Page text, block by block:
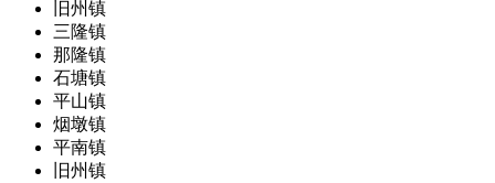
旧州镇
三隆镇
那隆镇
石塘镇
平山镇
烟墩镇
平南镇
旧州镇